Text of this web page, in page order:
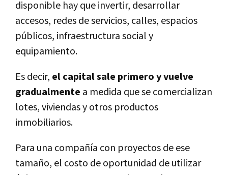
disponible hay que invertir, desarrollar
accesos, redes de servicios, calles, espacios
públicos, infraestructura social y
equipamiento.
Es decir, el capital sale primero y vuelve
gradualmente a medida que se comercializan
lotes, viviendas y otros productos
inmobiliarios.
Para una compañía con proyectos de ese
tamaño, el costo de oportunidad de utilizar